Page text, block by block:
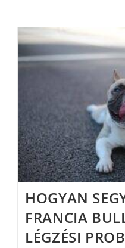
HOGYAN
FRANCIA
LÉGZÉSI